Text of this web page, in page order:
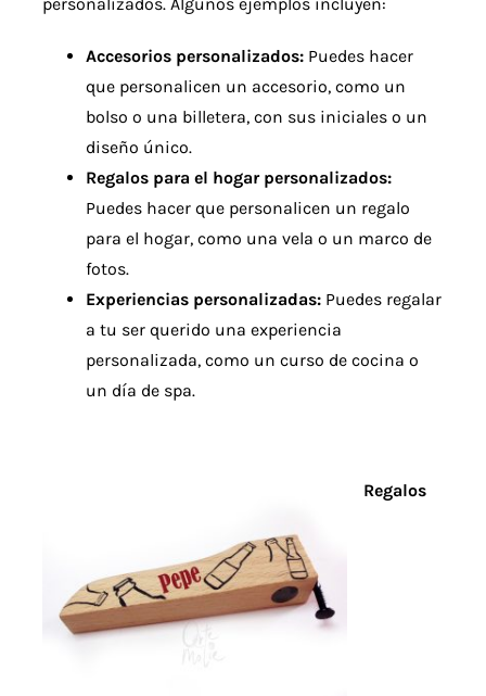
Accesorios personalizados:Puedes hacer
que personalicen un accesorio, como un
bolso o una billetera, con sus iniciales o un
diseño único.
Regalos para el hogar personalizados:
Puedes hacer que personalicen un regalo
para el hogar, como una vela o un marco de
fotos.
Experiencias personalizadas:Puedes regalar
a tu ser querido una experiencia
personalizada, como un curso de cocina o
un día de spa.
Regalos